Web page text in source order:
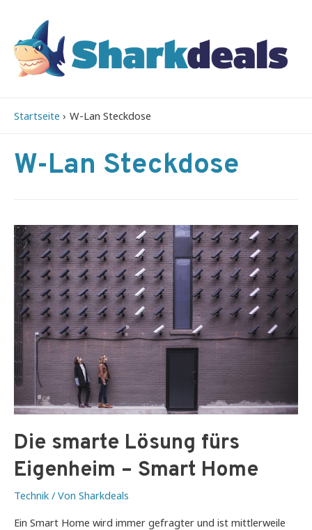
Startseite W-Lan Steckdose
W-Lan Steckdose
Die smarte Lösung fürs
Eigenheim – Smart Home
Technik / Von Sharkdeals
Ein Smart Home wird immer gefragter und ist mittlerweile